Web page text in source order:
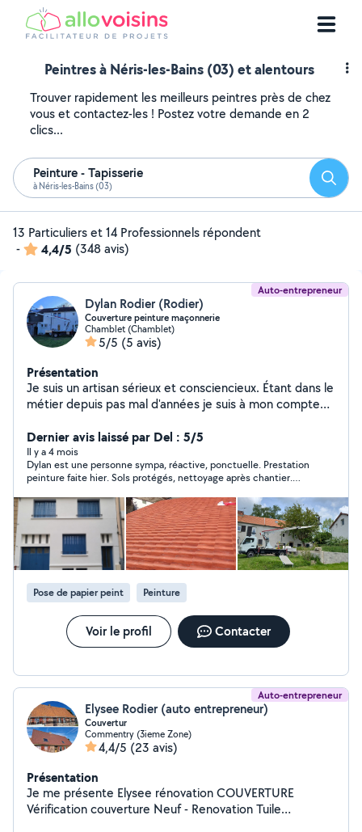
Peintres à Néris-les-Bains (03) et alentours
Trouver rapidement les meilleurs peintres près de chez
vous et contactez-les ! Postez votre demande en 2
clics...
Peinture - Tapisserie
à Néris-les-Bains (03)
13 Particuliers et 14 Professionnels répondent
-
4,4/5 (348 avis)
Auto-entrepreneur
Dylan Rodier (Rodier)
Couverture peinture maçonnerie
Chamblet (Chamblet)
5/5 (5 avis)
Présentation
Je suis un artisan sérieux et consciencieux. Étant dans le
métier depuis pas mal d'années je suis à mon compte
nouveaux clients qui veulent un travail professionnel et
bien réalisé
Dernier avis laissé par Del : 5/5
Il y a 4 mois
Dylan est une personne sympa, réactive, ponctuelle. Prestation
peinture faite hier. Sols protégés, nettoyage après chantier.
Pose de papier peint Peinture
Voir le profil Contacter
Auto-entrepreneur
Elysee Rodier (auto entrepreneur)
Couvertur
Commentry (3ieme Zone)
4,4/5 (23 avis)
Présentation
Je me présente Elysee rénovation COUVERTURE
Vérification couverture Neuf - Renovation Tuile